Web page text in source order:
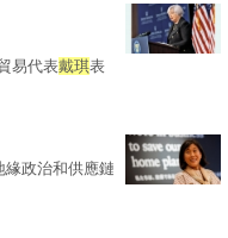
易代表戴琪表
緣政治和供應鏈